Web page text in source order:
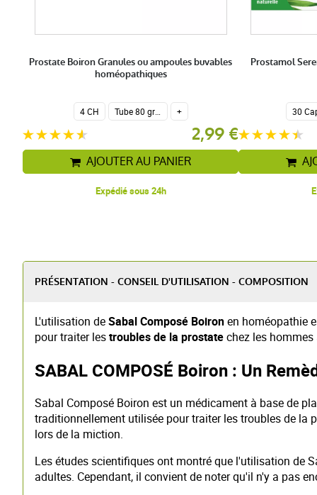
Prostate Boiron Granules ou ampoules buvables
homéopathiques
4 CH Tube 80 granules homéopathiques 4 g. +
2,99 €
AJOUTER AU PANIER
Expédié sous 24h
Prostamol
PRÉSENTATION - CONSEIL D'UTILISATION - COMPOSITION
L'utilisation deSabal Composé Boironen homéopathie
pour traiter lestroubles de la prostatechez les
SABAL COMPOSÉ Boiron : Un
Sabal Composé Boiron est un médicament à base de
traditionnellement utilisée pour traiter les troubles de la
lors de la miction.
Les études scientifiques ont montré que l'utilisation de
adultes. Cependant, il convient de noter qu'il n'y a pas